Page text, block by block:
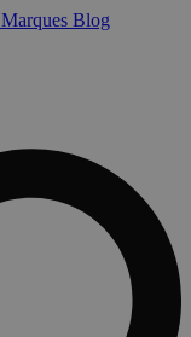
Marques Blog